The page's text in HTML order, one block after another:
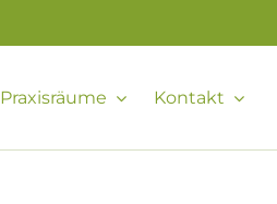
Praxisräume Kontakt